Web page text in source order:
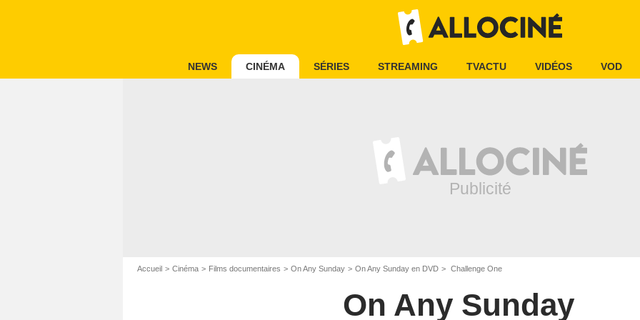
NEWS CINÉMA SÉRIES STREAMING TVACTU VIDÉOS VOD
Accueil Cinéma Films documentaires On Any Sunday On Any Sunday en DVD Challenge One
On Any Sunday